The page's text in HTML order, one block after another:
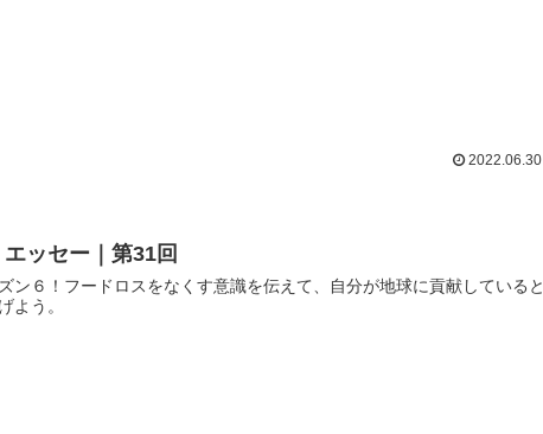
2022.06.30
ッセー｜第31回
ン６！フードロスをなくす意識を伝えて、自分が地球に貢献していると
よう。